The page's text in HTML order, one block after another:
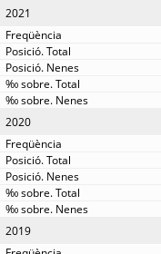
2021
2020
2019